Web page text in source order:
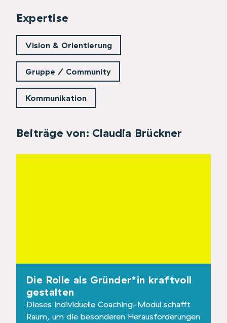
Expertise
Vision & Orientierung
Gruppe / Community
Kommunikation
Beiträge von: Claudia Brückner
Die Rolle als Gründer*in kraftvoll
gestalten
Dieses individuelle Coaching-Modul schafft
Raum, um die besonderen Herausforderungen